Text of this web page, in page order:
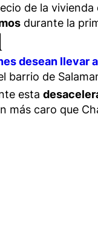
de la
durante la
desean llevar
barrio de
esta
más caro que